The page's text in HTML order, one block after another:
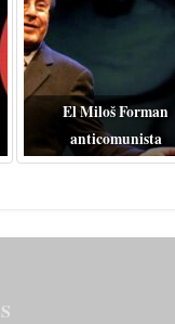
El Miloš Forman
anticomunista